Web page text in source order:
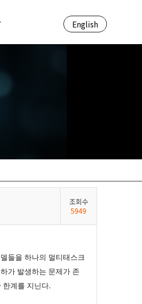
English
조회수
5949
들을 하나의 멀티태스크
가 발생하는 문제가 존
한계를 지닌다.